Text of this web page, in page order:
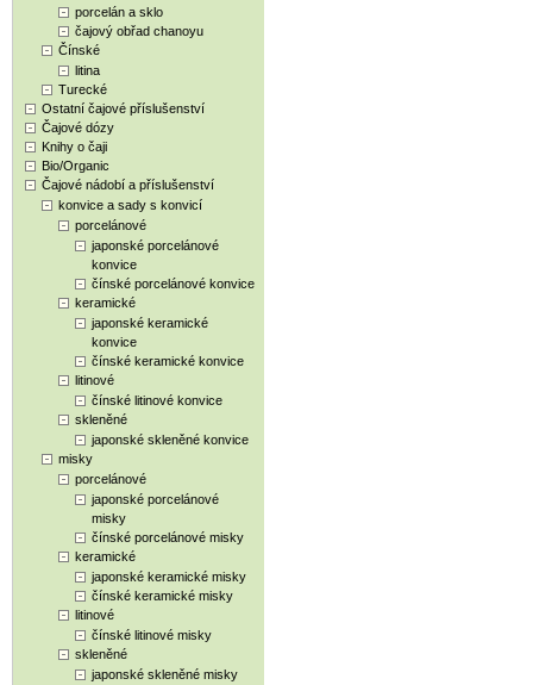
porcelán a sklo
čajový obřad chanoyu
Čínské
litina
Turecké
Ostatní čajové příslušenství
Čajové dózy
Knihy o čaji
Bio/Organic
Čajové nádobí a příslušenství
konvice a sady s konvicí
porcelánové
japonské porcelánové
konvice
čínské porcelánové konvice
keramické
japonské keramické
konvice
čínské keramické konvice
litinové
čínské litinové konvice
skleněné
japonské skleněné konvice
misky
porcelánové
japonské porcelánové
misky
čínské porcelánové misky
keramické
japonské keramické misky
čínské keramické misky
litinové
čínské litinové misky
skleněné
japonské skleněné misky